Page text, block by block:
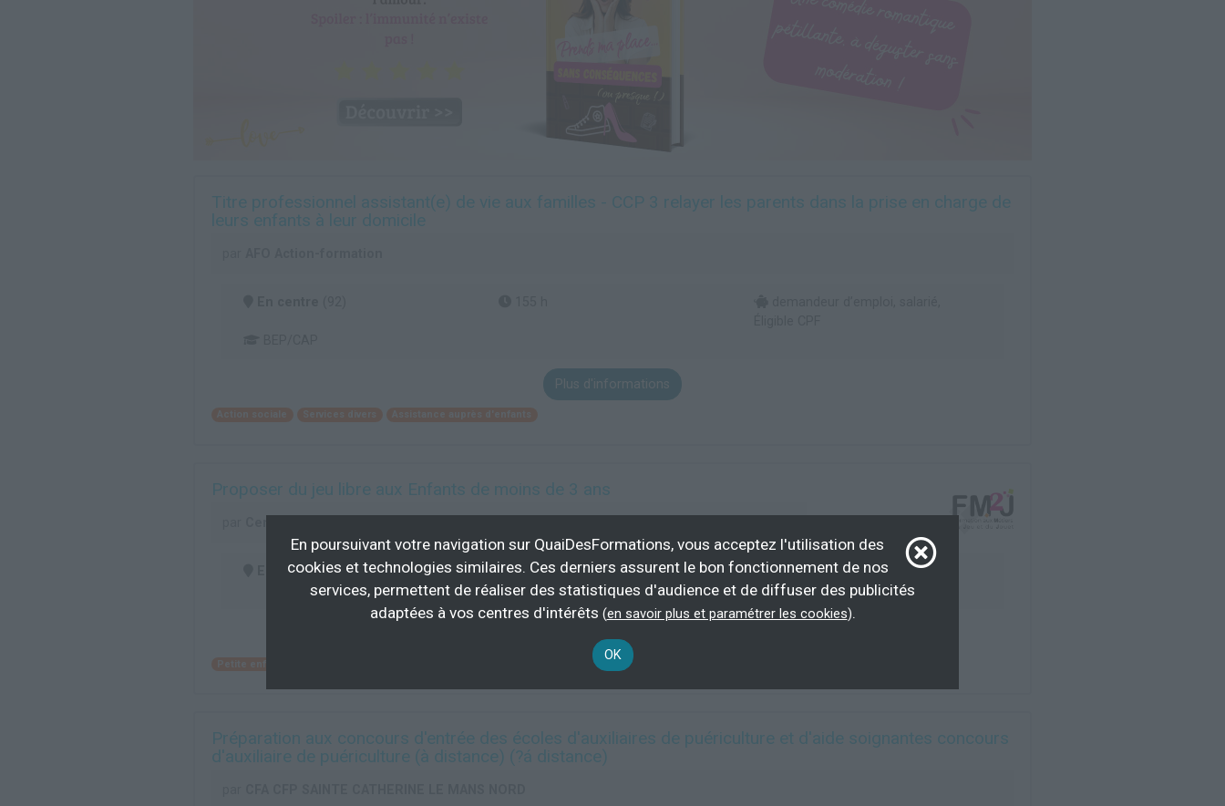
Titre professionnel assistant(e) de vie aux familles - CCP 3 relayer les parents dans la prise en charge de
leurs enfants à leur domicile
Plus d'informations
Proposer du jeu libre aux Enfants de moins de 3 ans
En centre(69) 13 h
OPCO, association, demandeur
d’emploi, individuel payant...
Préparation aux concours d'entrée des écoles d'auxiliaires de puériculture et d'aide soignantes concours
d'auxiliaire de puériculture (à distance) (?á distance)
En poursuivant votre navigation sur QuaiDesFormations, vous acceptez l'utilisation des
cookies et technologies similaires. Ces derniers assurent le bon fonctionnement de nos
services, permettent de réaliser des statistiques d'audience et de diffuser des publicités
adaptées à vos centres d'intérêts (en savoir plus et paramétrer les cookies).
OK